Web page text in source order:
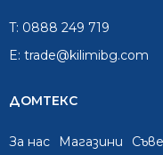
T: 0888 249 719
E: trade@kilimibg.com
ДОМТЕКС
За нас Mагазини